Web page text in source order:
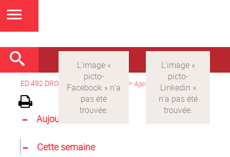
ED 492 DROIT > Version française >Agenda
Aujourd'hui
Cette semaine